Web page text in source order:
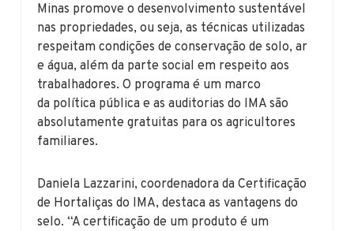
Minas promove o desenvolvimento sustentável
nas propriedades, ou seja, as técnicas utilizadas
respeitam condições de conservação de solo, ar
e água, além da parte social em respeito aos
trabalhadores. O programa é um marco
da política pública e as auditorias do IMA são
absolutamente gratuitas para os agricultores
familiares.
Daniela Lazzarini, coordenadora da Certificação
de Hortaliças do IMA, destaca as vantagens do
selo. “A certificação de um produto é um